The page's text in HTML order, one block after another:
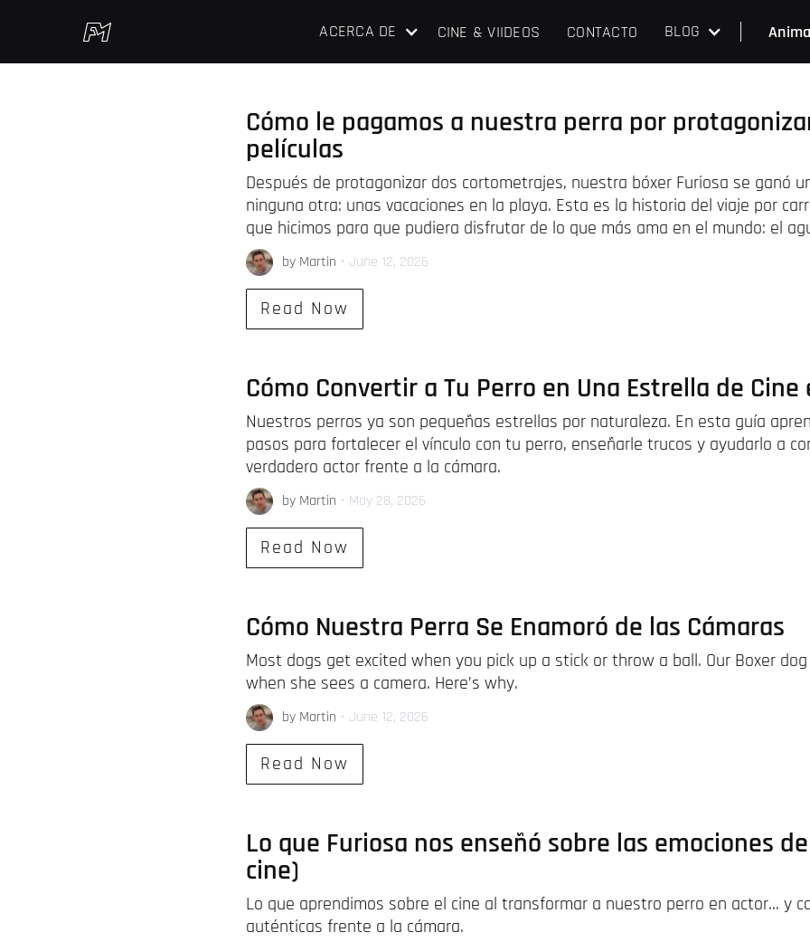
ACERCA DE CINE & VIIDEOS CONTACTO BLOG
Cómo le pagamos a nuestra perra por
películas
Después de protagonizar dos cortometrajes, nuestra bóxer Furiosa se ganó
ninguna otra: unas vacaciones en la playa. Esta es la historia del viaje por
que hicimos para que pudiera disfrutar de lo que más ama en el mundo: el
by Martin • June 12, 2026
Read Now
Cómo Convertir a Tu Perro en Una Estrella de Cine
Nuestros perros ya son pequeñas estrellas por naturaleza. En esta guía
pasos para fortalecer el vínculo con tu perro, enseñarle trucos y ayudarlo a
verdadero actor frente a la cámara.
by Martin • May 28, 2026
Read Now
Cómo Nuestra Perra Se Enamoró de las Cámaras
Most dogs get excited when you pick up a stick or throw a ball. Our Boxer
when she sees a camera. Here’s why.
by Martin • June 12, 2026
Read Now
Lo que Furiosa nos enseñó sobre las emociones
cine)
Lo que aprendimos sobre el cine al transformar a nuestro perro en actor… y
auténticas frente a la cámara.